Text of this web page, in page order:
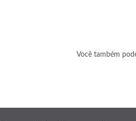
Você também